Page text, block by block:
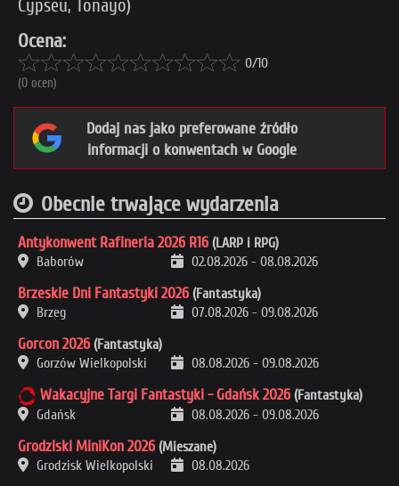
Cypseu, Tonayo)
Ocena:
0/10
(0 ocen)
Dodaj nas jako preferowane źródło
informacji o konwentach w Google
Obecnie trwające wydarzenia
Antykonwent Rafineria 2026 R16 (LARP i RPG)
Baborów
02.08.2026 - 08.08.2026
Brzeskie Dni Fantastyki 2026 (Fantastyka)
Brzeg
07.08.2026 - 09.08.2026
Gorcon 2026 (Fantastyka)
Gorzów Wielkopolski
08.08.2026 - 09.08.2026
Wakacyjne Targi Fantastyki - Gdańsk 2026 (Fantastyka)
Gdańsk
08.08.2026 - 09.08.2026
Grodziski MiniKon 2026 (Mieszane)
Grodzisk Wielkopolski
08.08.2026